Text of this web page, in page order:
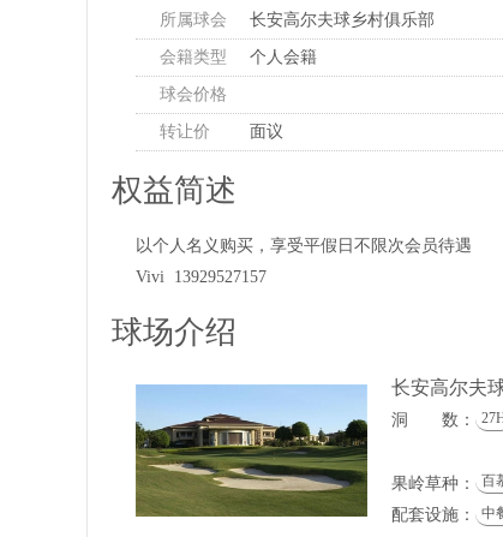
所属球会 长安高尔夫球乡村俱乐部
会籍类型 个人会籍
球会价格
转让价 面议
权益简述
以个人名义购买，享受平假日不限次会员待遇
Vivi 13929527157
球场介绍
长安高尔夫
洞 数：
果岭草种： 百
配套设施： 中